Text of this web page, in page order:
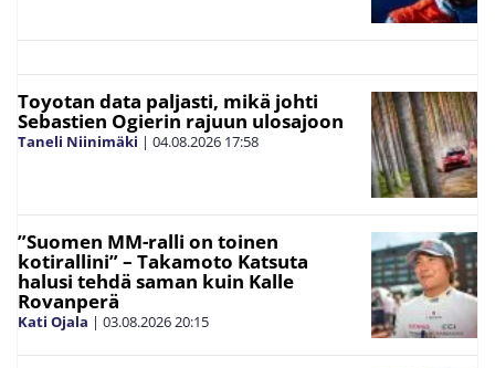
Toyotan data paljasti, mikä johti
Sebastien Ogierin rajuun ulosajoon
Taneli Niinimäki | 04.08.2026 17:58
”Suomen MM-ralli on toinen
kotirallini” – Takamoto Katsuta
halusi tehdä saman kuin Kalle
Rovanperä
Kati Ojala | 03.08.202620:15